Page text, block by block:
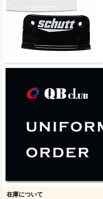
在庫について